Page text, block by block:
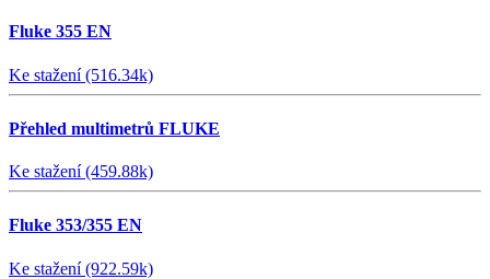
Fluke 355 EN
Ke stažení (516.34k)
Přehled multimetrů FLUKE
Ke stažení (459.88k)
Fluke 353/355 EN
Ke stažení (922.59k)